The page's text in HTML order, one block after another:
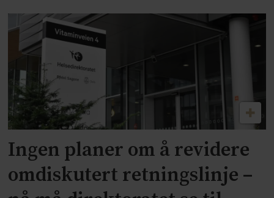
Ingen planer om å revidere
omdiskutert retningslinje –